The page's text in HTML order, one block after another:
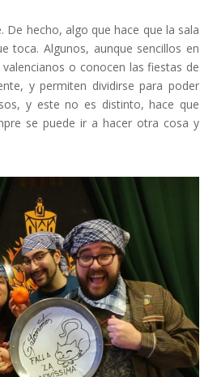
hecho, algo que hace que la sala
toca. Algunos, aunque sencillos en
o conocen las fiestas de
y permiten dividirse para poder
y este no es distinto, hace que
se puede ir a hacer otra cosa y